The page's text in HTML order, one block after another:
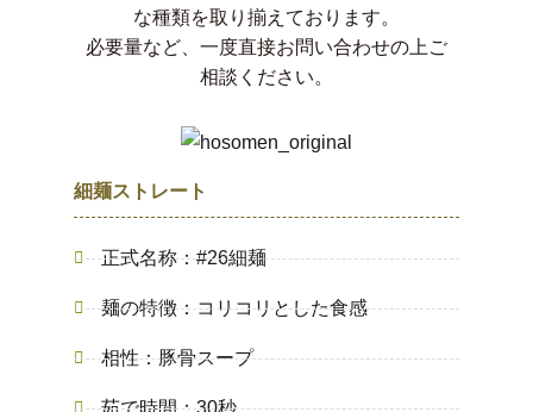
な種類を取り揃えております。
必要量など、一度直接お問い合わせの上ご
相談ください。
細麺ストレート
正式名称：#26細麺
麺の特徴：コリコリとした食感
相性：豚骨スープ
茹で時間：30秒